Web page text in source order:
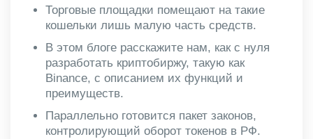
Торговые площадки помещают на такие
кошельки лишь малую часть средств.
В этом блоге расскажите нам, как с нуля
разработать криптобиржу, такую ​​как
Binance, с описанием их функций и
преимуществ.
Параллельно готовится пакет законов,
контролирующий оборот токенов в РФ.